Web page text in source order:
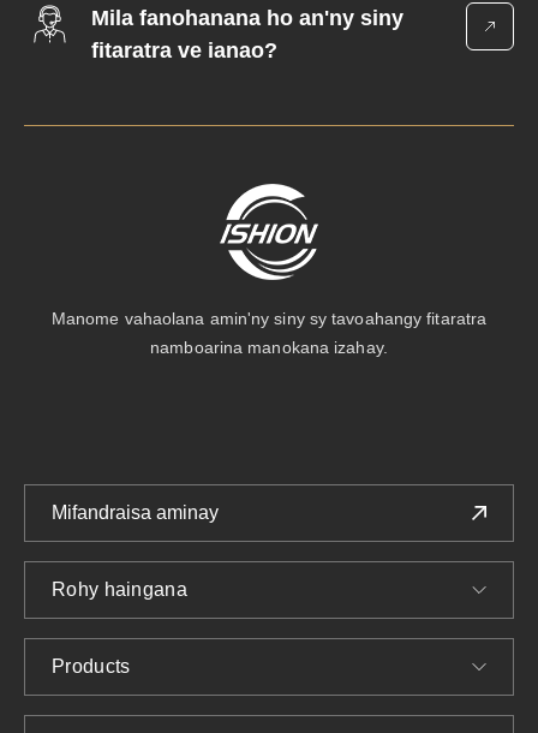
Mila fanohanana ho an'ny siny
fitaratra ve ianao?
Manome vahaolana amin'ny siny sy tavoahangy fitaratra
namboarina manokana izahay.
Mifandraisa aminay
Rohy haingana
Products